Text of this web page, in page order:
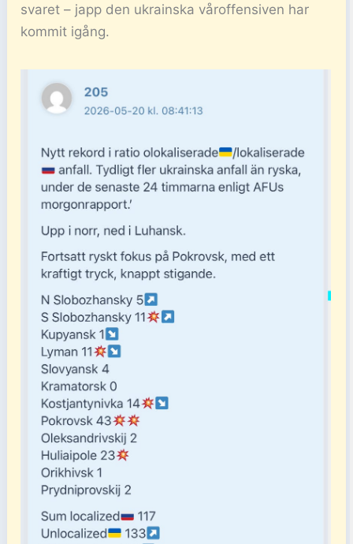
svaret – japp den ukrainska våroffensiven har
kommit igång.